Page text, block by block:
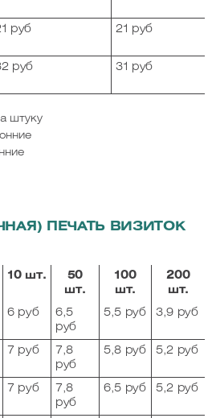
руб 21 руб
руб 31 руб
штуку
ПЕЧАТЬ ВИЗИТОК
10 шт.
50
шт.
100
шт.
200
шт.
6 руб
6,5
руб
5,5 руб 3,9 руб
7 руб
7,8
руб
5,8 руб 5,2 руб
7 руб
7,8
руб
6,5 руб 5,2 руб